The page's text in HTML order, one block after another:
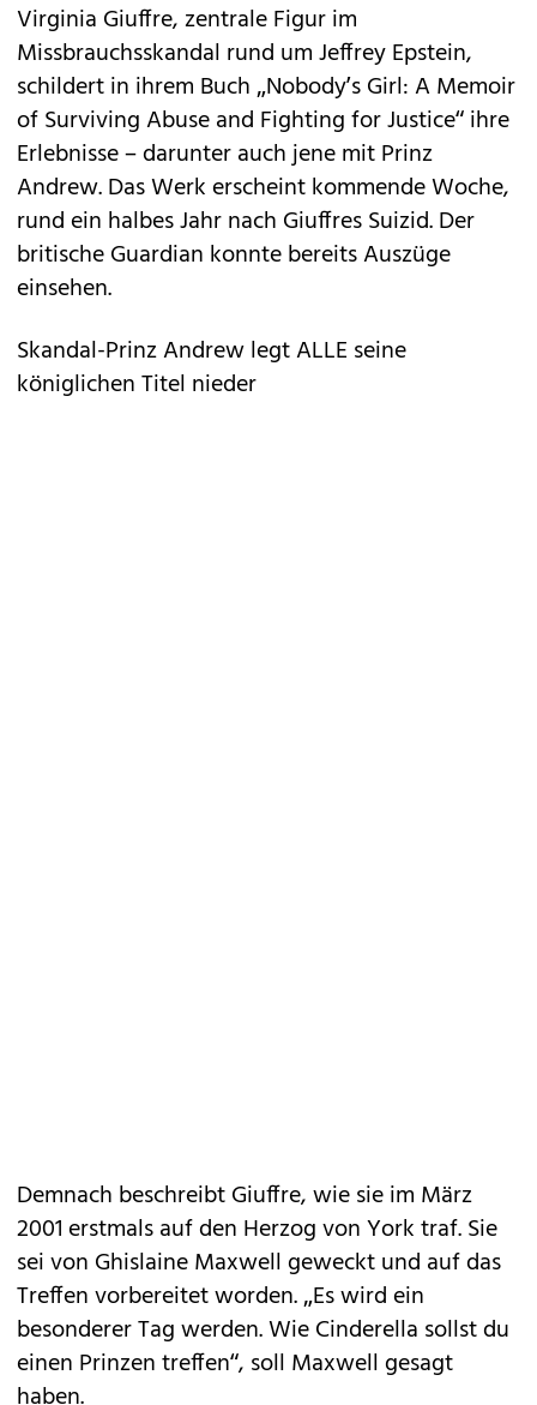
Virginia Giuffre, zentrale Figur im
Missbrauchsskandal rund um Jeffrey Epstein,
schildert in ihrem Buch „Nobody’s Girl: A Memoir
of Surviving Abuse and Fighting for Justice“ ihre
Erlebnisse – darunter auch jene mit Prinz
Andrew. Das Werk erscheint kommende Woche,
rund ein halbes Jahr nach Giuffres Suizid. Der
britische Guardian konnte bereits Auszüge
einsehen.
Skandal-Prinz Andrew legt ALLE seine
königlichen Titel nieder
Demnach beschreibt Giuffre, wie sie im März
2001 erstmals auf den Herzog von York traf. Sie
sei von Ghislaine Maxwell geweckt und auf das
Treffen vorbereitet worden. „Es wird ein
besonderer Tag werden. Wie Cinderella sollst du
einen Prinzen treffen“, soll Maxwell gesagt